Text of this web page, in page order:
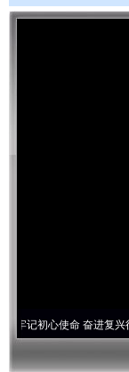
命 奋进复兴征程丨宝塔